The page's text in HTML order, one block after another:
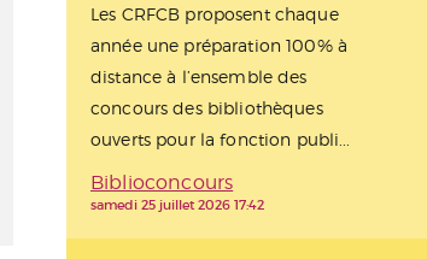
Les CRFCB proposent chaque
année une préparation 100% à
distance à l’ensemble des
concours des bibliothèques
ouverts pour la fonction publi...
Biblioconcours
samedi 25 juillet 2026 17:42